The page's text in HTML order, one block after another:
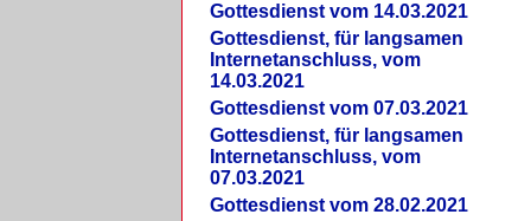
Gottesdienst vom 14.03.2021
Gottesdienst, für langsamen
Internetanschluss, vom
14.03.2021
Gottesdienst vom 07.03.2021
Gottesdienst, für langsamen
Internetanschluss, vom
07.03.2021
Gottesdienst vom 28.02.2021